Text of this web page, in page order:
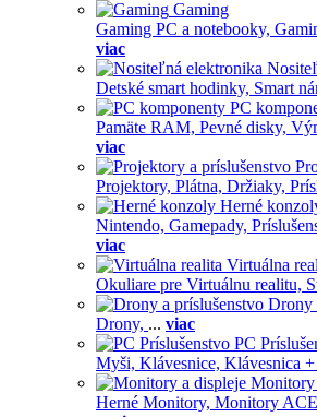
Gaming
Gaming PC a notebooky,
viac
Detské smart hodinky, Smart
PC
Pamäte RAM, Pevné disky,
viac
Projektory, Plátna, Držiaky,
Herné
Nintendo, Gamepady,
viac
Virtuálna
Okuliare pre Virtuálnu realitu,
Drony
Drony, ... viac
PC
Myši, Klávesnice, Klávesnica +
Monitory
Herné Monitory, Monitory